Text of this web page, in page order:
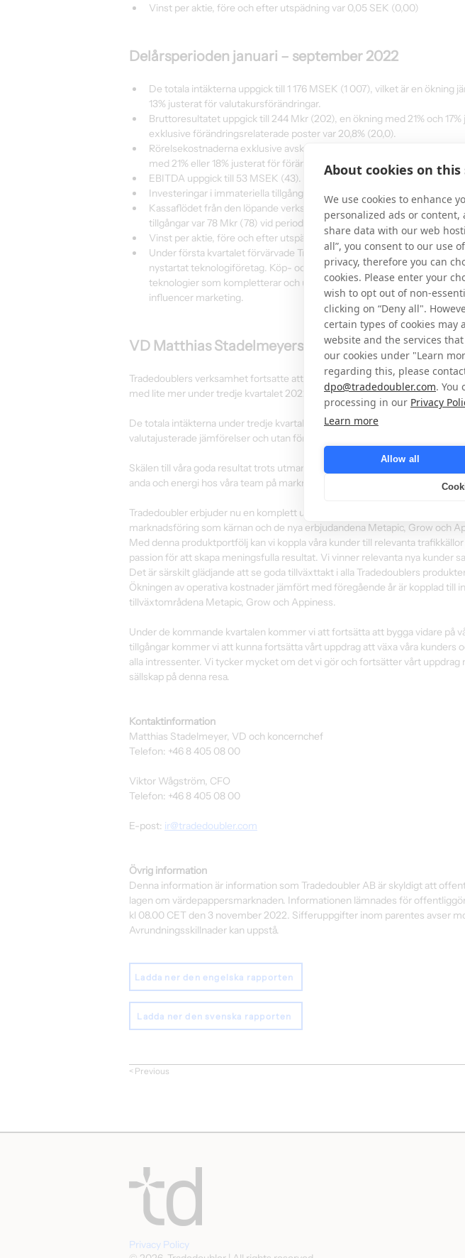
Vinst per aktie, före och efter utspädning var 0,05 SEK (0,00)
Delårsperioden januari – september 2022
De totala intäkterna uppgick till 1 176 MSEK (1 007), vilket är en
13% justerat för valutakursförändringar.
Bruttoresultatet uppgick till 244 Mkr (202), en ökning med 21% och
exklusive förändringsrelaterade poster var 20,8% (20,0).
Rörelsekostnaderna exklusive avskrivningar och justerat för
med 21% eller 18% justerat för förändringar i valutakurser.
EBITDA uppgick till 53 MSEK (43). Justerat för förändringsrelaterade
Investeringar i immateriella tillgångar, främst relaterade till
Kassaflödet från den löpande verksamheten uppgick till 27 Mkr (10)
tillgångar var 78 Mkr (78) vid periodens slut. Nettokassan vid periodens
Vinst per aktie, före och efter utspädning, var 0,32 SEK (0,34).
Under första kvartalet förvärvade Tradedoubler cirka 30 % av aktierna
nystartat teknologiföretag. Köp- och partnerskapsavtalet som
teknologier som kompletterar och utökar dess nuvarande erbjudande
influencer marketing.
VD Matthias Stadelmeyers kommentarer
Tradedoublers verksamhet fortsatte att växa i samma takt som under de
med lite mer under tredje kvartalet 2022.
De totala intäkterna under tredje kvartalet ökade med 19%, bruttovinsten
valutajusterade jämförelser och utan förändringsrelaterade poster.
Skälen till våra goda resultat trots utmanande makroekonomiska
anda och energi hos våra team på marknaderna.
Tradedoubler erbjuder nu en komplett uppsättning
marknadsföring som kärnan och de nya erbjudandena Metapic, Grow och
Med denna produktportfölj kan vi koppla våra kunder till relevanta
passion för att skapa meningsfulla resultat. Vi vinner relevanta nya kunder
Det är särskilt glädjande att se goda tillväxttakt i alla Tradedoublers
Ökningen av operativa kostnader jämfört med föregående år är kopplad till
tillväxtområdena Metapic, Grow och Appiness.
Under de kommande kvartalen kommer vi att fortsätta att bygga vidare på
tillgångar kommer vi att kunna fortsätta vårt uppdrag att växa våra
alla intressenter. Vi tycker mycket om det vi gör och fortsätter vårt
sällskap på denna resa.
Kontaktinformation
Matthias Stadelmeyer, VD och koncernchef
Telefon: +46 8 405 08 00
Viktor Wågström, CFO
Telefon: +46 8 405 08 00
E-post: ir@tradedoubler.com
Övrig information
Denna information är information som Tradedoubler AB är skyldigt att
lagen om värdepappersmarknaden. Informationen lämnades för
kl 08.00 CET den 3 november 2022. Sifferuppgifter inom parentes avser
Avrundningsskillnader kan uppstå.
Ladda ner den engelska rapporten
Ladda ner den svenska rapporten
< Previous
Privacy Policy
About cookies on this
We use cookies to enhance
personalized ads or content,
share data with our web
all”, you consent to our use
privacy, therefore you can
cookies. Please enter your
wish to opt out of non-
clicking on “Deny all".
certain types of cookies
website and the services
our cookies under "Learn
regarding this, please
dpo@tradedoubler.com. You
processing in our Privacy
Learn more
Allow all